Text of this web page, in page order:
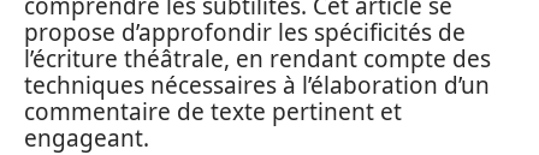
propose d’approfondir les spécificités de
l’écriture théâtrale, en rendant compte des
techniques nécessaires à l’élaboration d’un
commentaire de texte pertinent et
engageant.